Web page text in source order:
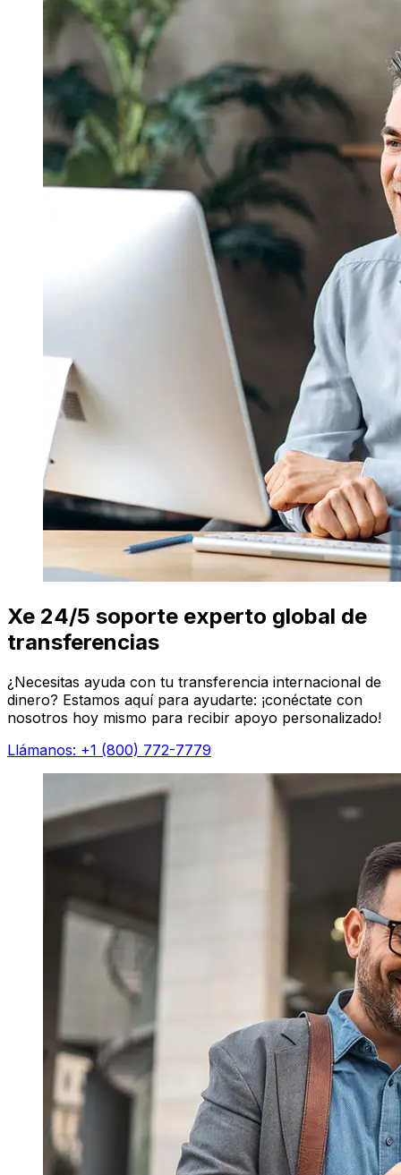
Xe 24/5 soporte experto global de
transferencias
¿Necesitas ayuda con tu transferencia internacional de
dinero? Estamos aquí para ayudarte: ¡conéctate con
nosotros hoy mismo para recibir apoyo personalizado!
Llámanos: +1 (800) 772-7779